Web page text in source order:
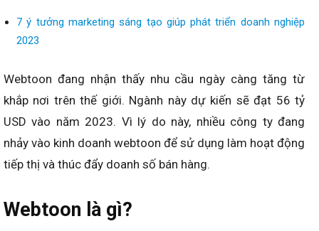
7 ý tưởng marketing sáng tạo giúp phát triển doanh nghiệp
2023
Webtoon đang nhận thấy nhu cầu ngày càng tăng từ
khắp nơi trên thế giới. Ngành này dự kiến sẽ đạt 56 tỷ
USD vào năm 2023. Vì lý do này, nhiều công ty đang
nhảy vào kinh doanh webtoon để sử dụng làm hoạt động
tiếp thị và thúc đẩy doanh số bán hàng.
Webtoon là gì?